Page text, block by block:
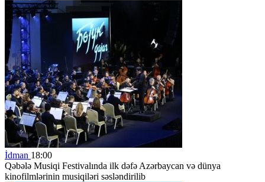
İdman 18:00
Qəbələ Musiqi Festivalında ilk dəfə Azərbaycan və dünya
kinofilmlərinin musiqiləri səsləndirilib